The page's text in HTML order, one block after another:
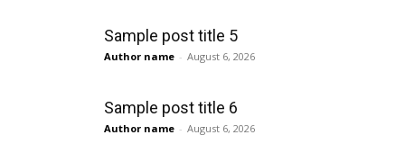
Sample post title 5
Author name - August 6, 2026
Sample post title 6
Author name - August 6, 2026